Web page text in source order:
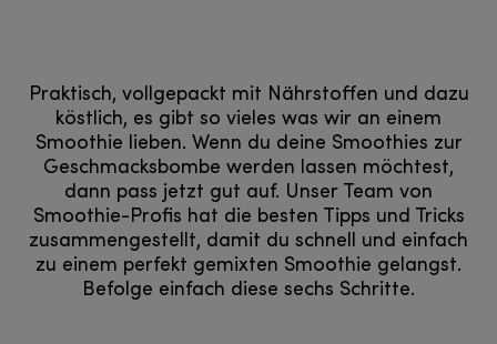
Praktisch, vollgepackt mit Nährstoffen und dazu
köstlich, es gibt so vieles was wir an einem
Smoothie lieben. Wenn du deine Smoothies zur
Geschmacksbombe werden lassen möchtest,
dann pass jetzt gut auf. Unser Team von
Smoothie-Profis hat die besten Tipps und Tricks
zusammengestellt, damit du schnell und einfach
zu einem perfekt gemixten Smoothie gelangst.
Befolge einfach diese sechs Schritte.